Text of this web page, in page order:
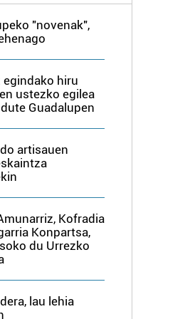
horren aurka nola egin
unetan alda edo ken dezakezu
adierazpenean.
Zure esperientzia eta
cookie teknologiaz
"novenak",
egindako hiru
ustezko egilea
Guadalupen
artisauen
Kofradia
Konpartsa,
du Urrezko
lau lehia